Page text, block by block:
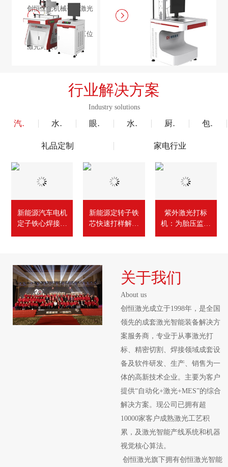
创恒激光机械手臂激光
焊接机 /
电机定转子铁芯单工位
激光焊接机
行业解决方案
Industry solutions
汽车行业 水泵风机行业 眼镜行业 水暖洁具行业 厨具五金行业 包装赋码及标机
礼品定制 家电行业
新能源汽车电机
定子铁心焊接检
新能源定转子铁
芯快速打样解决
紫外激光打标
机：为胎压监测
关于我们
About us
创恒激光成立于1998年，是全国
领先的成套激光智能装备解决方
案服务商，专业于从事激光打
标、精密切割、焊接领域成套设
备及软件研发、生产、销售为一
体的高新技术企业。主要为客户
提供“自动化+激光+MES”的综合
解决方案。现公司已拥有超
10000家客户成熟激光工艺积
累，及激光智能产线系统和机器
视觉核心算法。
创恒激光旗下拥有创恒激光智能